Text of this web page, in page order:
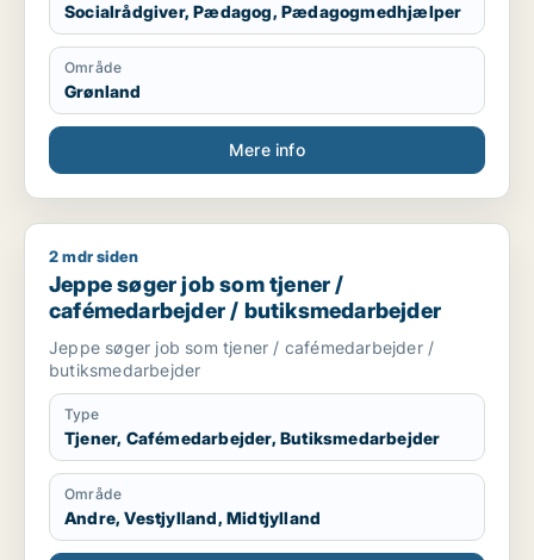
Socialrådgiver, Pædagog, Pædagogmedhjælper
Område
Grønland
Mere info
Jeppe søger job som tjener / cafémedarbejder /
2 mdr siden
Jeppe søger job som tjener /
cafémedarbejder / butiksmedarbejder
Jeppe søger job som tjener / cafémedarbejder /
butiksmedarbejder
Type
Tjener, Cafémedarbejder, Butiksmedarbejder
Område
Andre, Vestjylland, Midtjylland